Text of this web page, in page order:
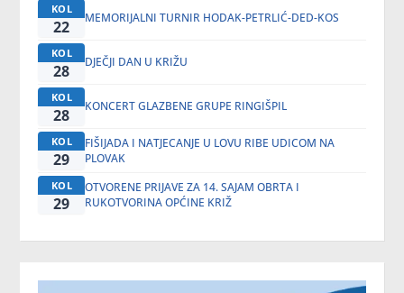
KOL
22 MEMORIJALNI TURNIR HODAK-PETRLIĆ-DED-KOS
KOL
28 DJEČJI DAN U KRIŽU
KOL
28 KONCERT GLAZBENE GRUPE RINGIŠPIL
KOL
29
FIŠIJADA I NATJECANJE U LOVU RIBE UDICOM NA
PLOVAK
KOL
29
OTVORENE PRIJAVE ZA 14. SAJAM OBRTA I
RUKOTVORINA OPĆINE KRIŽ